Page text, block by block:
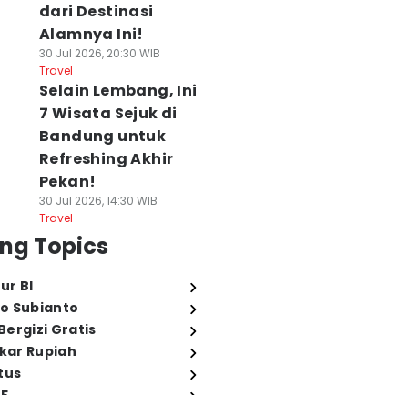
dari Destinasi
Alamnya Ini!
30 Jul 2026, 20:30 WIB
Travel
Selain Lembang, Ini
7 Wisata Sejuk di
Bandung untuk
Refreshing Akhir
Pekan!
30 Jul 2026, 14:30 WIB
Travel
Topics
BI
Subianto
Gratis
Rupiah